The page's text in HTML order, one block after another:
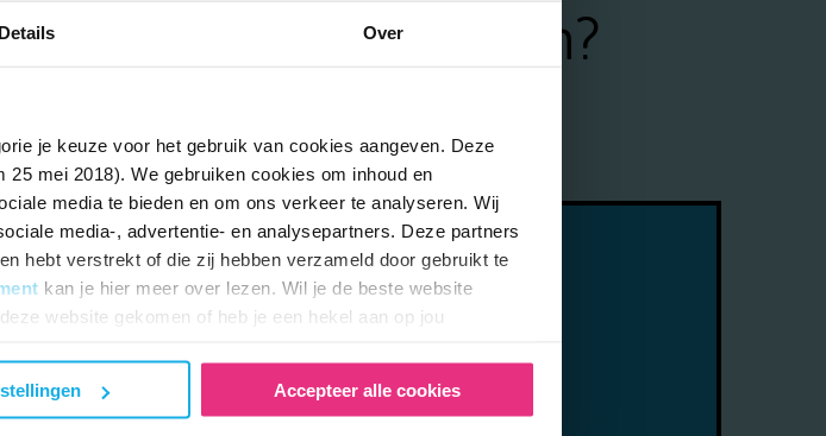
Details Over
je keuze voor het gebruik van cookies aangeven. Deze
mei 2018). We gebruiken cookies om inhoud en
media te bieden en om ons verkeer te analyseren. Wij
media-, advertentie- en analysepartners. Deze partners
hebt verstrekt of die zij hebben verzameld door gebruikt te
kan je hier meer over lezen. Wil je de beste website
website gekomen of heb je een hekel aan op jou
Accepteer alle cookies
pensioenpot worden?
Benieuwd hoeje